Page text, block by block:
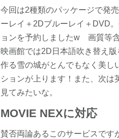
今回は2種類のパッケージで発
ーレイ＋2Dブルーレイ＋DVD
ョンを予約しましたw 画質等
映画館では2D日本語吹き替え
作る雪の城がとんでもなく美し
ションが上ります！また、次は
見てみたいな。
MOVIE NEXに対応
賛否両論あるこのサービスです